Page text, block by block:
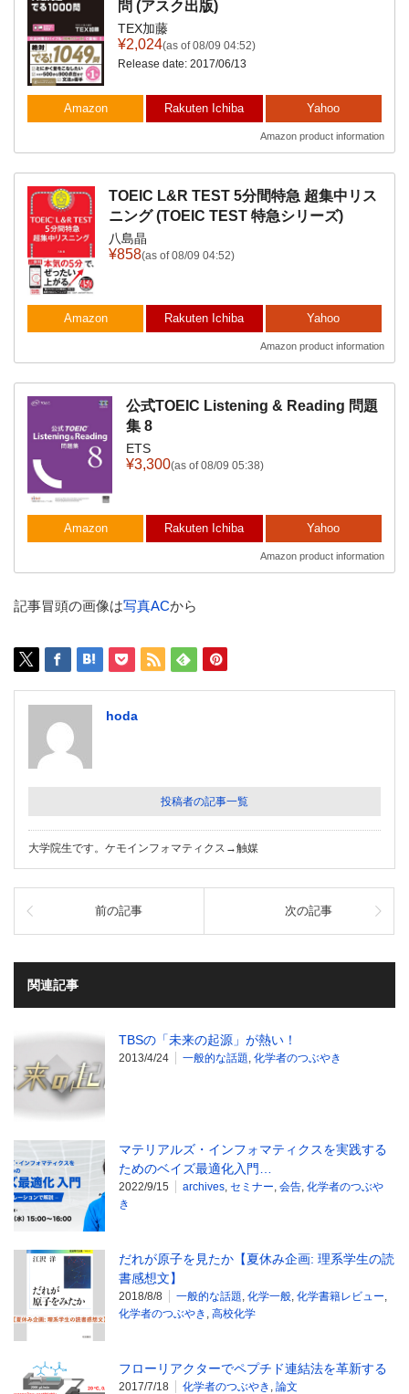
問 (アスク出版)
TEX加藤
¥2,024(as of 08/09 04:52)
Release date: 2017/06/13
Amazon Rakuten Ichiba Yahoo
Amazon product information
TOEIC L&R TEST 5分間特急 超集中リス
ニング (TOEIC TEST 特急シリーズ)
八島晶
¥858(as of 08/09 04:52)
Amazon Rakuten Ichiba Yahoo
Amazon product information
公式TOEIC Listening & Reading 問題
集 8
ETS
¥3,300(as of 08/09 05:38)
Amazon Rakuten Ichiba Yahoo
Amazon product information
記事冒頭の画像は写真ACから
hoda
投稿者の記事一覧
大学院生です。ケモインフォマティクス→触媒
前の記事 次の記事
関連記事
TBSの「未来の起源」が熱い！
2013/4/24 一般的な話題, 化学者のつぶやき
マテリアルズ・インフォマティクスを実践する
ためのベイズ最適化入門…
2022/9/15 archives, セミナー, 会告, 化学者のつぶや
き
だれが原子を見たか【夏休み企画: 理系学生の読
書感想文】
2018/8/8 一般的な話題, 化学一般, 化学書籍レビュー,
化学者のつぶやき , 高校化学
フローリアクターでペプチド連結法を革新する
2017/7/18 化学者のつぶやき , 論文